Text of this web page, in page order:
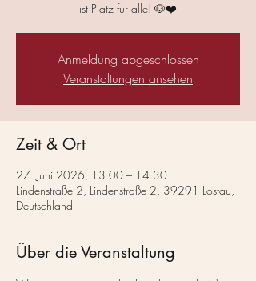
ist Platz für alle! 🐶❤️
Anmeldung abgeschlossen
Veranstaltungen ansehen
Zeit & Ort
27. Juni 2026, 13:00 – 14:30
Lindenstraße 2, Lindenstraße 2, 39291 Lostau,
Deutschland
Über die Veranstaltung